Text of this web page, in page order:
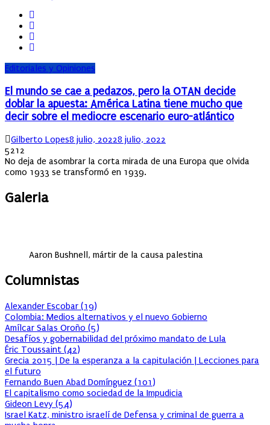
Editoriales y Opiniones
El mundo se cae a pedazos, pero la OTAN decide
doblar la apuesta: América Latina tiene mucho que
decir sobre el mediocre escenario euro-atlántico
Author
Gilberto LopesPosted
8 julio, 20228 julio, 2022
5212
No deja de asombrar la corta mirada de una Europa que olvida
como 1933 se transformó en 1939.
Galeria
Aaron Bushnell, mártir de la causa palestina
Columnistas
Alexander Escobar (19)
Colombia: Medios alternativos y el nuevo Gobierno
Amílcar Salas Oroño (5)
Desafíos y gobernabilidad del próximo mandato de Lula
Éric Toussaint (42)
Grecia 2015 | De la esperanza a la capitulación | Lecciones para
el futuro
Fernando Buen Abad Domínguez (101)
El capitalismo como sociedad de la Impudicia
Gideon Levy (54)
Israel Katz, ministro israelí de Defensa y criminal de guerra a